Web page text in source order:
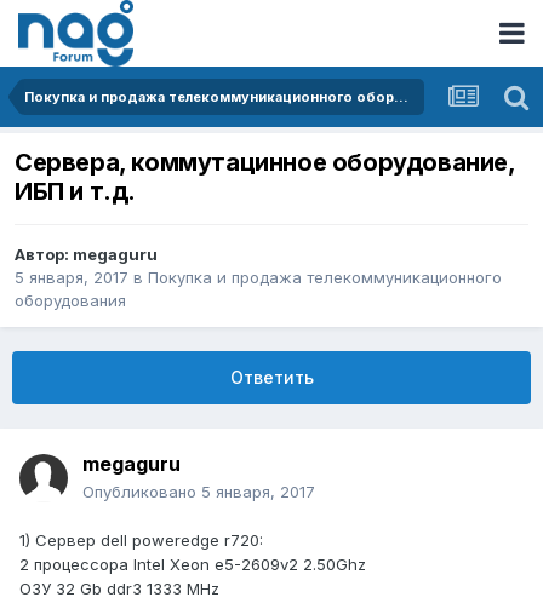
Покупка и продажа телекоммуникационного оборудования
Сервера, коммутацинное оборудование,
ИБП и т.д.
Автор: megaguru
5 января, 2017 в Покупка и продажа телекоммуникационного
оборудования
Ответить
megaguru
Опубликовано 5 января, 2017
1) Сервер dell poweredge r720:
2 процессора Intel Xeon e5-2609v2 2.50Ghz
ОЗУ 32 Gb ddr3 1333 MHz